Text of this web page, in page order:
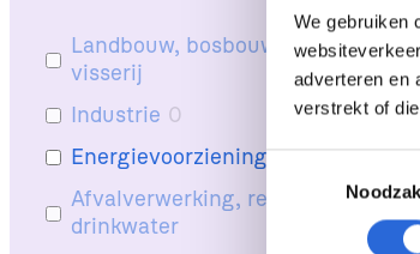
We gebruiken
adverteren en
verstrekt of
T
o
Landbouw, bosbouw en
visserij
0
Industrie 0
Energievoorziening 1
Afvalverwerking, recycling en
drinkwater
0